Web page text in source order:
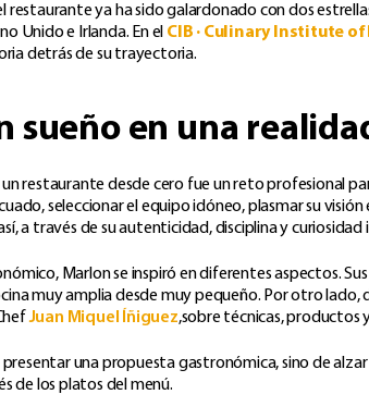
restaurante ya ha sido galardonado con dos
Unido e Irlanda. En el CIB · Culinary Institute
detrás de su trayectoria.
sueño en una
un restaurante desde cero fue un reto profesional
seleccionar el equipo idóneo, plasmar su
a través de su autenticidad, disciplina y curiosidad
Marlon se inspiró en diferentes aspectos.
muy amplia desde muy pequeño. Por otro lado,
Juan Miquel Íñiguez,sobre técnicas, productos
presentar una propuesta gastronómica, sino de
de los platos del menú.